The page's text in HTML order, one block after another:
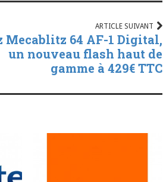
ARTICLE SUIVANT
Mecablitz 64 AF-1 Digital,
un nouveau flash haut de
gamme à 429€ TTC